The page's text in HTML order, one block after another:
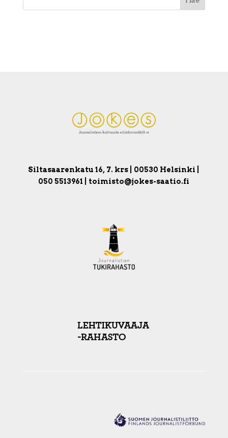
Siltasaarenkatu 16, 7. krs | 00530 Helsinki |
050 5513961 | toimisto@jokes-saatio.fi